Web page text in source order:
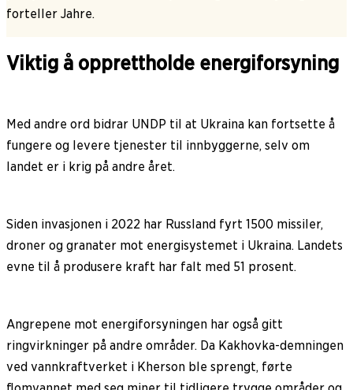
forteller Jahre.
Viktig å opprettholde energiforsyning
Med andre ord bidrar UNDP til at Ukraina kan fortsette å
fungere og levere tjenester til innbyggerne, selv om
landet er i krig på andre året.
Siden invasjonen i 2022 har Russland fyrt 1500 missiler,
droner og granater mot energisystemet i Ukraina. Landets
evne til å produsere kraft har falt med 51 prosent.
Angrepene mot energiforsyningen har også gitt
ringvirkninger på andre områder. Da Kakhovka-demningen
ved vannkraftverket i Kherson ble sprengt, førte